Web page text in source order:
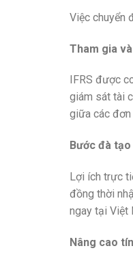
Việc chuyển
Tham gia
IFRS được
giám sát tài
giữa các đơn
Bước đà
Lợi ích trực
đồng thời
ngay tại Việt
Nâng cao